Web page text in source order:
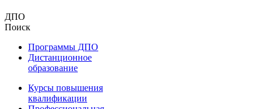
ДПО
Поиск
Программы ДПО
Дистанционное
образование
Курсы повышения
квалификации